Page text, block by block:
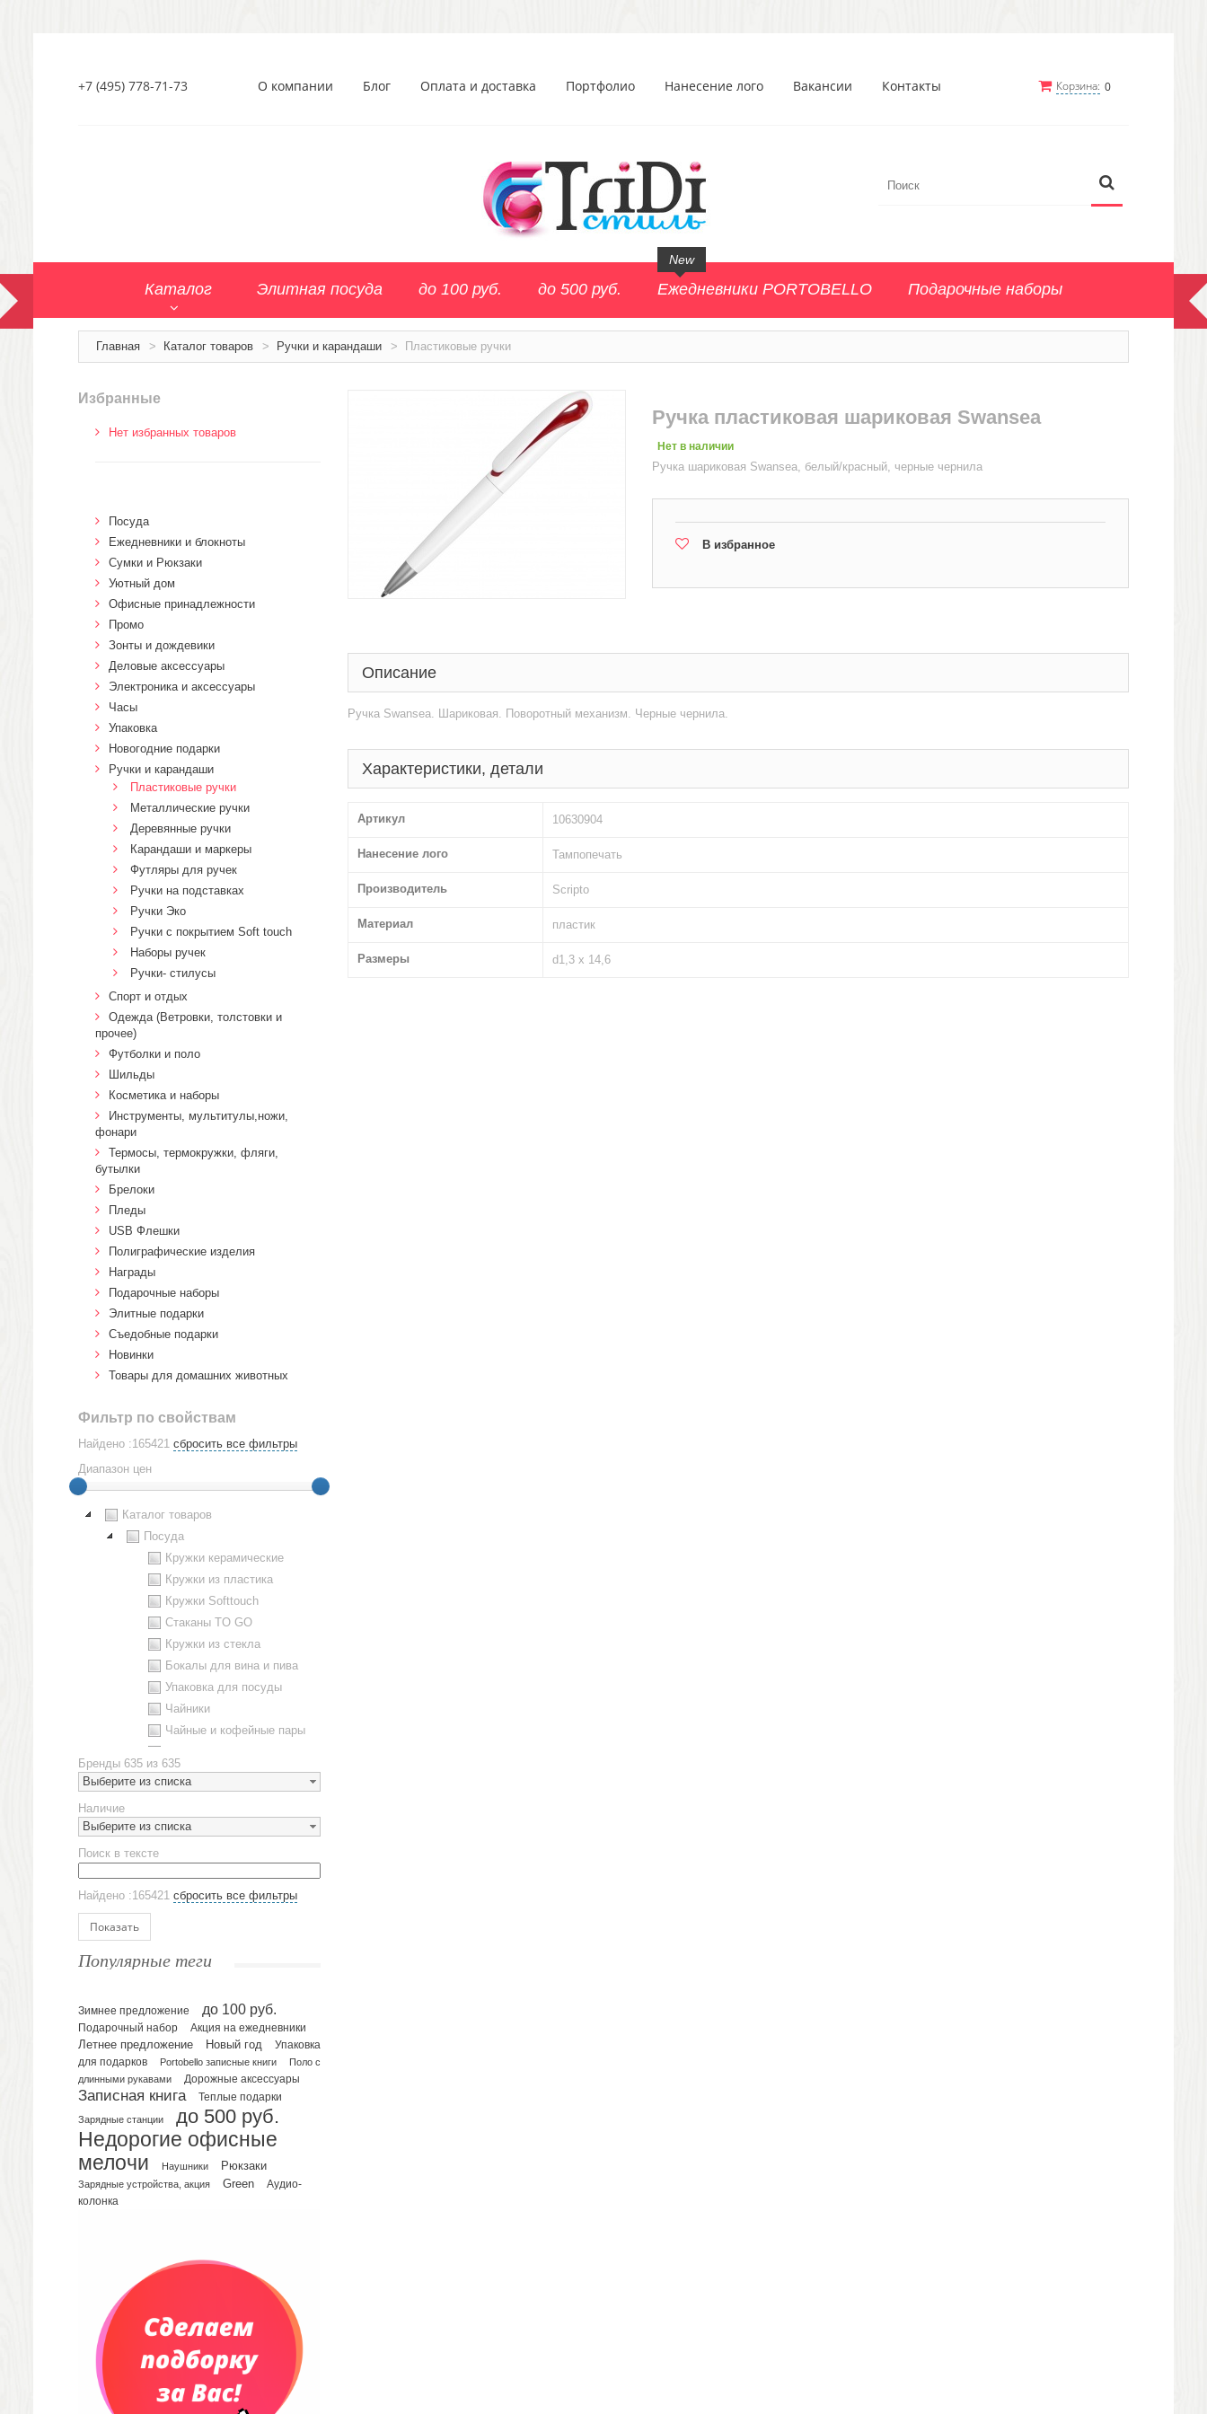
Корзина: 0
+7 (495) 778-71-73 О компании Блог Оплата и доставка Портфолио Нанесение лого Вакансии Контакты
Каталог Элитная посуда до 100 руб. до 500 руб. Ежедневники PORTOBELLO
New
Подарочные наборы
Главная > Каталог товаров > Ручки и карандаши > Пластиковые ручки
Ручка пластиковая шариковая Swansea
Нет в наличии
Ручка шариковая Swansea, белый/красный, черные чернила
В избранное
Описание
Ручка Swansea. Шариковая. Поворотный механизм. Черные чернила.
Характеристики, детали
Артикул 10630904
Нанесение лого Тампопечать
Производитель Scripto
Материал пластик
Размеры d1,3 х 14,6
Избранные
Нет избранных товаров
Посуда
Ежедневники и блокноты
Сумки и Рюкзаки
Уютный дом
Офисные принадлежности
Промо
Зонты и дождевики
Деловые аксессуары
Электроника и аксессуары
Часы
Упаковка
Новогодние подарки
Ручки и карандаши
Пластиковые ручки
Металлические ручки
Деревянные ручки
Карандаши и маркеры
Футляры для ручек
Ручки на подставках
Ручки Эко
Ручки с покрытием Soft touch
Наборы ручек
Ручки- стилусы
Спорт и отдых
Одежда (Ветровки, толстовки и
прочее)
Футболки и поло
Шильды
Косметика и наборы
Инструменты, мультитулы,ножи,
фонари
Термосы, термокружки, фляги,
бутылки
Брелоки
Пледы
USB Флешки
Полиграфические изделия
Награды
Подарочные наборы
Элитные подарки
Cъедобные подарки
Новинки
Товары для домашних животных
Фильтр по свойствам
Найдено :165421 сбросить все фильтры
Диапазон цен
Каталог товаров
Посуда
Кружки керамические
Кружки из пластика
Кружки Softtouch
Стаканы TO GO
Кружки из стекла
Бокалы для вина и пива
Упаковка для посуды
Чайники
Чайные и кофейные пары
Наборы посуды
Предметы сервировки
Стаканы
Эко кружки
ЕВРОПОСУДА
Аксессуары
Ежедневники и блокноты
Датированные ежедневники
Планинги и телефонные книжки
Планинги датированные
Планинги недатированные
Телефонные книжки
Еженедельники
Органайзер на ежедневник
Сумки и Рюкзаки
Сумки для планшетов и ноутбуков
Рюкзаки
Несессеры и косметички
Портфели
Чехлы для планшетов и ноутбуков
Сумка на пояс или шею
Аксессуары
Бренды 635 из 635
Выберите из списка
Наличие
Выберите из списка
Поиск в тексте
Найдено :165421 сбросить все фильтры
Показать
Популярные теги
Зимнее предложение до 100 руб.
Подарочный набор Акция на ежедневники
Летнее предложение Новый год
Упаковка
для подарков
Portobello записные книги
Поло с
длинными рукавами
Дорожные аксессуары
Записная книга Теплые подарки
Зарядные станции
до 500 руб.
Недорогие офисные
мелочи
Наушники Рюкзаки
Зарядные устройства, акция Green
Аудио-
колонка